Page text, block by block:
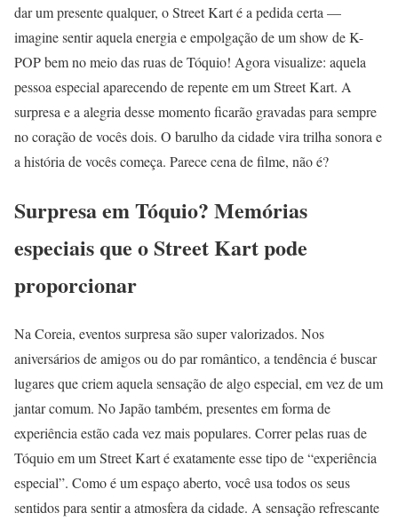
dar um presente qualquer, o Street Kart é a pedida certa —
imagine sentir aquela energia e empolgação de um show de K-
POP bem no meio das ruas de Tóquio! Agora visualize: aquela
pessoa especial aparecendo de repente em um Street Kart. A
surpresa e a alegria desse momento ficarão gravadas para sempre
no coração de vocês dois. O barulho da cidade vira trilha sonora e
a história de vocês começa. Parece cena de filme, não é?
Surpresa em Tóquio? Memórias
especiais que o Street Kart pode
proporcionar
Na Coreia, eventos surpresa são super valorizados. Nos
aniversários de amigos ou do par romântico, a tendência é buscar
lugares que criem aquela sensação de algo especial, em vez de um
jantar comum. No Japão também, presentes em forma de
experiência estão cada vez mais populares. Correr pelas ruas de
Tóquio em um Street Kart é exatamente esse tipo de “experiência
especial”. Como é um espaço aberto, você usa todos os seus
sentidos para sentir a atmosfera da cidade. A sensação refrescante